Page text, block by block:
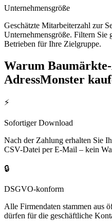
Unternehmensgröße
Geschätzte Mitarbeiterzahl zur
Unternehmensgröße. Filtern
Betrieben für Ihre Zielgruppe.
Warum Baumärkte
AdressMonster
⚡
Sofortiger Download
Nach der Zahlung erhalten Sie
CSV-Datei per E-Mail – kein
🔒
DSGVO-konform
Alle Firmendaten stammen aus
dürfen für die geschäftliche